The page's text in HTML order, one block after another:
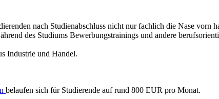
nach Studienabschluss nicht nur fachlich die Nase vorn
des Studiums Bewerbungstrainings und andere
Industrie und Handel.
belaufen sich für Studierende auf rund 800 EUR pro Monat.